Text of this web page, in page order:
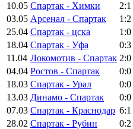
10.05 Спартак - Химки 2:1
03.05 Арсенал - Спартак 1:2
25.04 Спартак - цска 1:0
18.04 Спартак - Уфа 0:3
11.04 Локомотив - Спартак 2:0
04.04 Ростов - Спартак 0:0
18.03 Спартак - Урал 0:0
13.03 Динамо - Спартак 0:0
07.03 Спартак - Краснодар 6:1
28.02 Спартак - Рубин 0:2